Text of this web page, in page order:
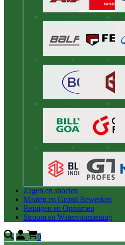
Zagen en snoeien
Maaien en Grond Bewerken
Reinigen en Opruimen
Stroom en Watervoorziening
0